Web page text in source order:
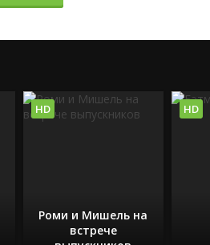
Роми и Мишель на
встрече
HD HD